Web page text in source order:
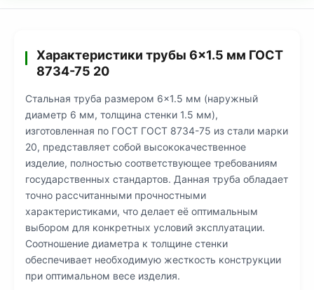
Характеристики трубы 6×1.5 мм ГОСТ
8734-75 20
Стальная труба размером 6×1.5 мм (наружный
диаметр 6 мм, толщина стенки 1.5 мм),
изготовленная по ГОСТ ГОСТ 8734-75 из стали марки
20, представляет собой высококачественное
изделие, полностью соответствующее требованиям
государственных стандартов. Данная труба обладает
точно рассчитанными прочностными
характеристиками, что делает её оптимальным
выбором для конкретных условий эксплуатации.
Соотношение диаметра к толщине стенки
обеспечивает необходимую жесткость конструкции
при оптимальном весе изделия.